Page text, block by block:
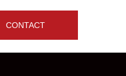
CONTACT